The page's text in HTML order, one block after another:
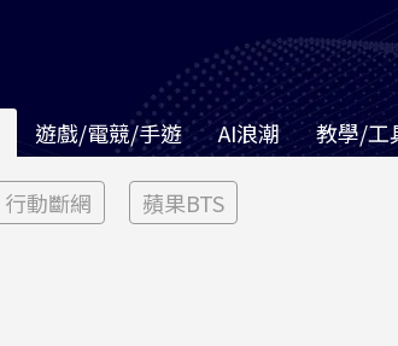
遊戲/電競/手遊 AI浪潮 教學/工
行動斷網 蘋果BTS